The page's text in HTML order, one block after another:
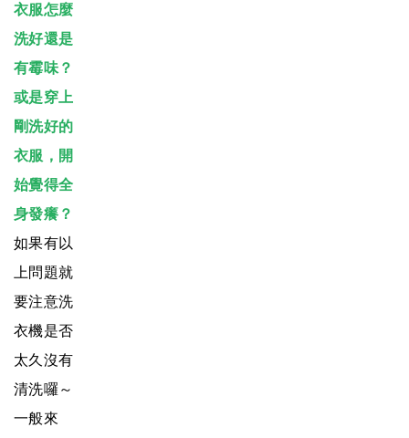
衣服怎麼
洗好還是
有霉味？
或是穿上
剛洗好的
衣服，開
始覺得全
身發癢？
如果有以
上問題就
要注意洗
衣機是否
太久沒有
清洗囉～
一般來